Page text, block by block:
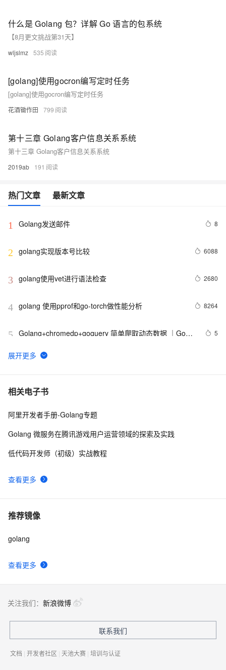
什么是 Golang 包？详解 Go 语言的包系统
【8月更文挑战第31天】
wljslmz 535
[golang]使用gocron编写定时任务
[golang]使用gocron编写定时任务
花酒锄作田 799
第十三章 Golang客户信息关系系统
第十三章 Golang客户信息关系系统
2019ab 191
热门文章 最新文章
1 Golang发送邮件 8
2 golang实现版本号比较 6088
3 golang使用vet进行语法检查 2680
4 golang 使用pprof和go-torch做性能分析 8264
5 Golang+chromedp+goquery 简单爬取动态数据 ｜Go主
5
6 在golang中调试时的指令和使用技巧
7 Golang深入浅出之-Go语言中的协程池设计与实现
8 Golang框架实战-KisFlow流式计算框架(2)-项目构建/基础
相关电子书
查看更多
阿里开发者手册-Golang专题
Golang 微服务在腾讯游戏用户运营领域的探索及实践
低代码开发师（初级）实战教程
推荐镜像
查看更多
golang
关注我们： 新浪微博
联系我们
文档 | 开发者社区 | 天池大赛 | 培训与认证